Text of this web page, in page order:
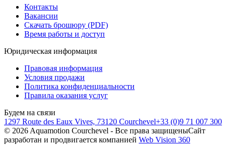
Контакты
Вакансии
Скачать брошюру (PDF)
Время работы и доступ
Юридическая информация
Правовая информация
Условия продажи
Политика конфиденциальности
Правила оказания услуг
Будем на связи
1297 Route des Eaux Vives, 73120 Courchevel+33 (0)9 71 007 300
© 2026 Aquamotion Courchevel - Все права защищеныСайт
разработан и продвигается компанией Web Vision 360